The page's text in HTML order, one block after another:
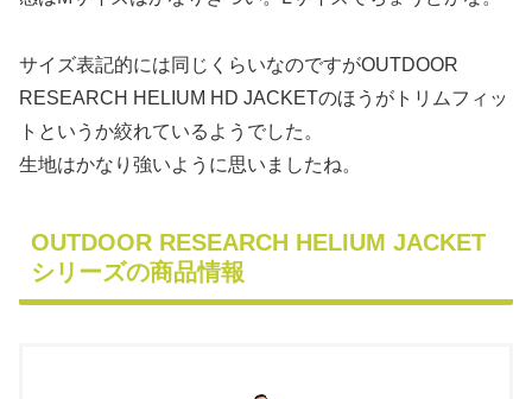
サイズ表記的には同じくらいなのですがOUTDOOR
RESEARCH HELIUM HD JACKETのほうがトリムフィッ
トというか絞れているようでした。
生地はかなり強いように思いましたね。
OUTDOOR RESEARCH HELIUM JACKET
シリーズの商品情報